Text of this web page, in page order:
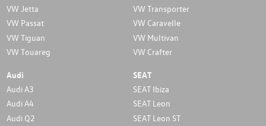
VW Jetta
VW Passat
VW Tiguan
VW Touareg
VW Transporter
VW Caravelle
VW Multivan
VW Crafter
Audi
Audi A3
Audi A4
Audi Q2
SEAT
SEAT Ibiza
SEAT Leon
SEAT Leon ST